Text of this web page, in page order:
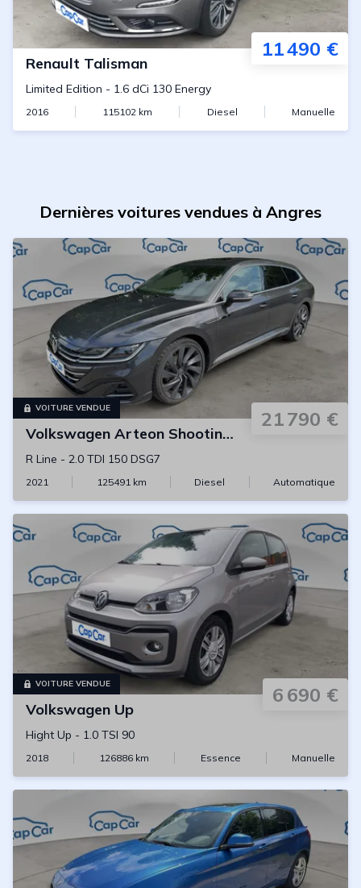
11 490 €
Renault Talisman
Limited Edition - 1.6 dCi 130 Energy
2016 115102 km Diesel Manuelle
Dernières voitures vendues à Angres
VOITURE VENDUE 21 790 €
Volkswagen Arteon Shooting Brake
R Line - 2.0 TDI 150 DSG7
2021 125491km Diesel Automatique
VOITURE VENDUE 6 690 €
Volkswagen Up
Hight Up - 1.0 TSI 90
2018 126886 km Essence Manuelle